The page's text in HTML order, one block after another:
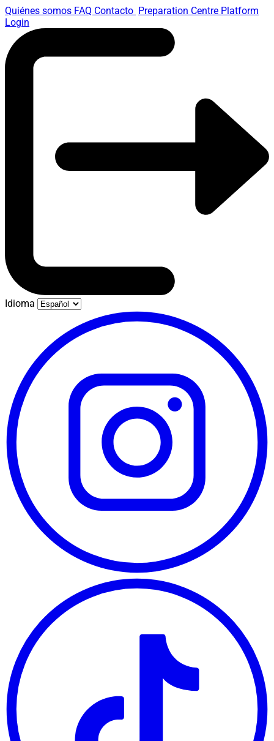
Quiénes somos FAQ Contacto Preparation Centre Platform
Login
Idioma